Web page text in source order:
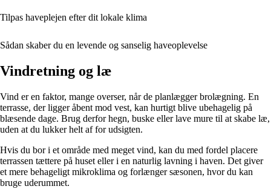
Tilpas haveplejen efter dit lokale klima
Sådan skaber du en levende og sanselig haveoplevelse
Vindretning og læ
Vind er en faktor, mange overser, når de planlægger brolægning. En
terrasse, der ligger åbent mod vest, kan hurtigt blive ubehagelig på
blæsende dage. Brug derfor hegn, buske eller lave mure til at skabe læ,
uden at du lukker helt af for udsigten.
Hvis du bor i et område med meget vind, kan du med fordel placere
terrassen tættere på huset eller i en naturlig lavning i haven. Det giver
et mere behageligt mikroklima og forlænger sæsonen, hvor du kan
bruge uderummet.